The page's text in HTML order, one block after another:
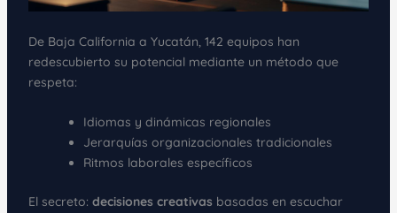
De Baja California a Yucatán, 142 equipos han
redescubierto su potencial mediante un método que
respeta:
Idiomas y dinámicas regionales
Jerarquías organizacionales tradicionales
Ritmos laborales específicos
El secreto: decisiones creativas basadas en escuchar